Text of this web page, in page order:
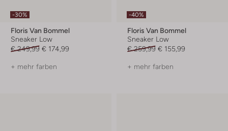
-30%
Floris Van Bommel
Sneaker Low
€ 249,99 € 174,99
+ mehr farben
-40%
Floris Van Bommel
Sneaker Low
€ 259,99 € 155,99
+ mehr farben